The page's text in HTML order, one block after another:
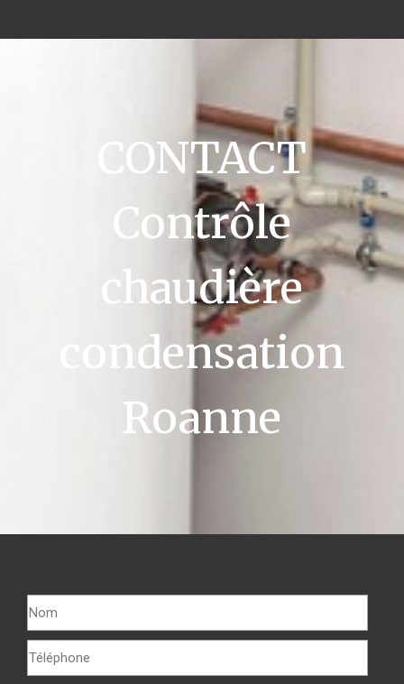
CONTACT
Contrôle
chaudière
condensation
Roanne